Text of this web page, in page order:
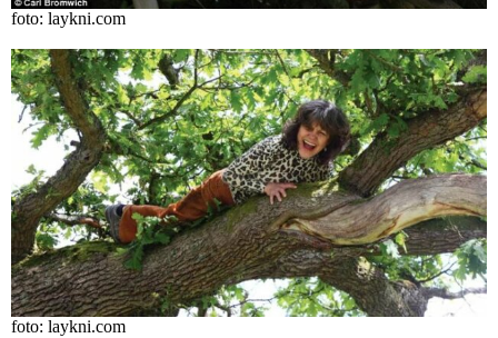
foto: laykni.com
foto: laykni.com